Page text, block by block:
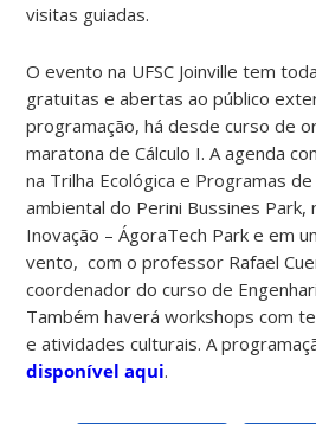
visitas guiadas.
O evento na UFSC Joinville tem
gratuitas e abertas ao público
programação, há desde curso de
maratona de Cálculo I. A agenda
na Trilha Ecológica e Programas
ambiental do Perini Bussines Park,
Inovação – ÁgoraTech Park e em
vento, com o professor Rafael
coordenador do curso de
Também haverá workshops com
e atividades culturais. A
disponível aqui.